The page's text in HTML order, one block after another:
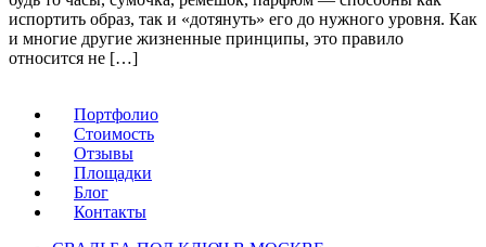
испортить образ, так и «дотянуть» его до нужного уровня. Как
и многие другие жизненные принципы, это правило
относится не […]
Портфолио
Стоимость
Отзывы
Площадки
Блог
Контакты